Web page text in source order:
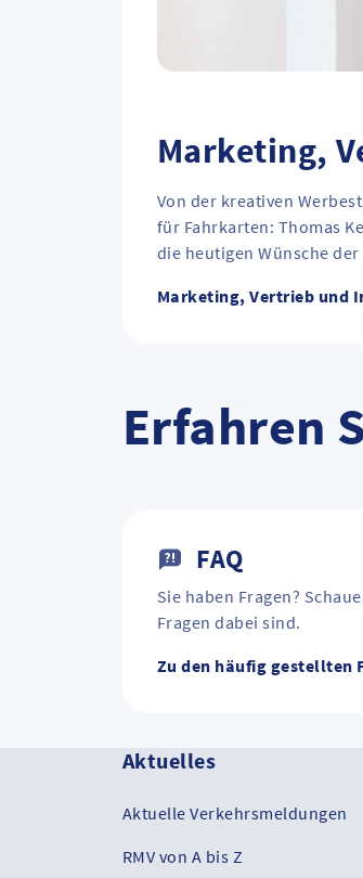
Marketing,
Von der kreativen
für Fahrkarten: Thomas
die heutigen Wünsche
Marketing, Vertrieb und
Erfahren
FAQ
Sie haben Fragen?
Fragen dabei sind.
Zu den häufig gestellten
Aktuelles
Aktuelle Verkehrsmeldungen
RMV von A bis Z